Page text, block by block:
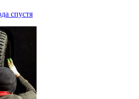
спустя